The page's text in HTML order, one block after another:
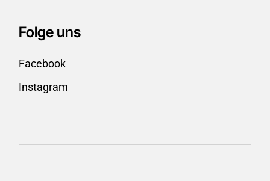
Folge uns
Facebook
Instagram